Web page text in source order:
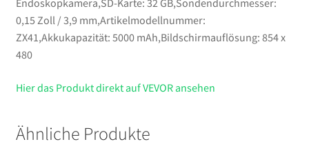
Endoskopkamera,SD-Karte: 32 GB,Sondendurchmesser:
0,15 Zoll / 3,9 mm,Artikelmodellnummer:
ZX41,Akkukapazität: 5000 mAh,Bildschirmauflösung: 854 x
480
Hier das Produkt direkt auf VEVOR ansehen
Ähnliche Produkte